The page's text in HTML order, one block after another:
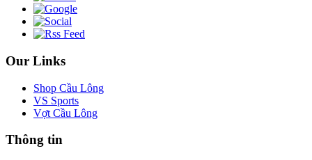
Our Links
Shop Cầu Lông
VS Sports
Vợt Cầu Lông
Thông tin